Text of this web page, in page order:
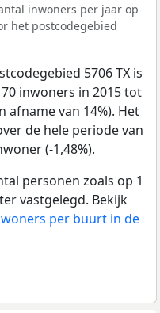
inwoners per jaar op
het postcodegebied
5706 TX is
inwoners in 2015 tot
afname van 14%). Het
de hele periode van
(-1,48%).
personen zoals op 1
vastgelegd. Bekijk
per buurt in de